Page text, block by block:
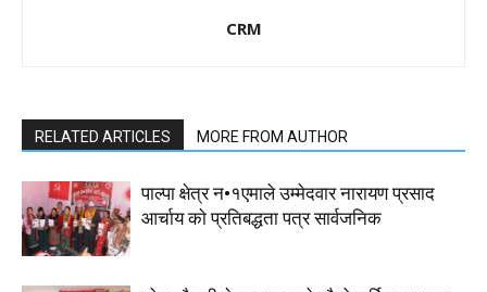
CRM
RELATED ARTICLES MORE FROM AUTHOR
पाल्पा क्षेत्र न•१एमाले उम्मेदवार नारायण प्रसाद
आर्चाय काे प्रतिबद्धता पत्र सार्वजनिक